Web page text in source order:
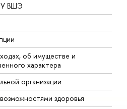
ВШЭ
об имуществе и
характера
организации
здоровья